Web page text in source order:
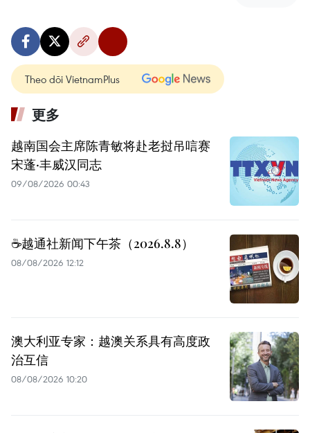
Theo dõi VietnamPlus
更多
越南国会主席陈青敏将赴老挝吊唁赛
宋蓬·丰威汉同志
09/08/2026 00:43
☕️越通社新闻下午茶（2026.8.8）
08/08/2026 12:12
澳大利亚专家：越澳关系具有高度政
治互信
08/08/2026 10:20